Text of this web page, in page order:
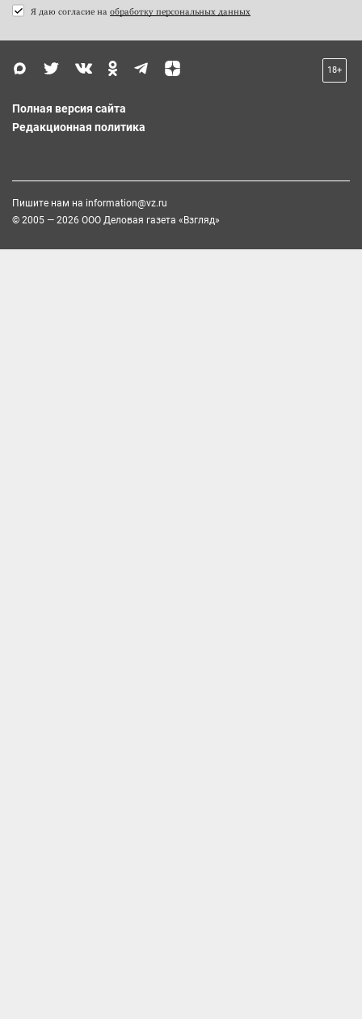
Я даю согласие на обработку персональных данных
18+
Полная версия сайта
Редакционная политика
Пишите нам на information@vz.ru
© 2005 — 2026 ООО Деловая газета «Взгляд»